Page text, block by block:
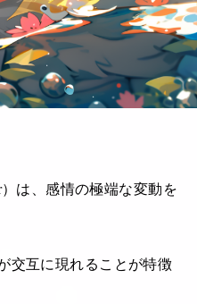
は、感情の極端な変動を
交互に現れることが特徴